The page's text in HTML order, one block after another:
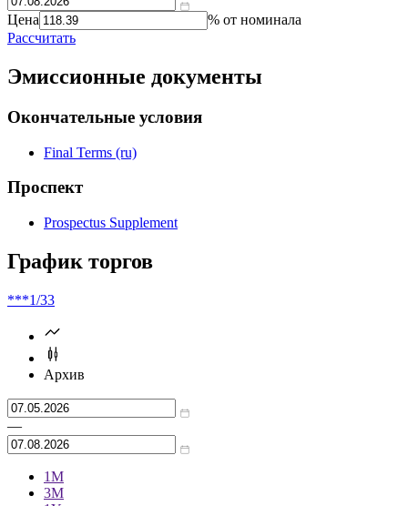
Цена
% от номинала
Рассчитать
Эмиссионные документы
Окончательные условия
Final Terms (ru)
Проспект
Prospectus Supplement
График торгов
***1/33
Архив
—
1М
3М